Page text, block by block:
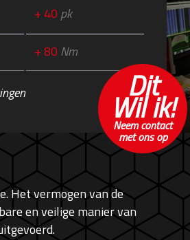
+ 40 pk
+ 80 Nm
Dit
Wil ik!
Neem contact
met ons op
Het vermogen van de
en veilige manier van